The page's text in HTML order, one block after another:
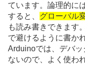
ています。論理的に
すると、 グローバル
も読み書きできます
で避けるように書か
Arduinoでは、デバ
ないので、よく使わ